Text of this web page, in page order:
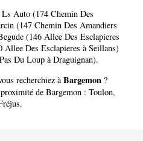
Ls Auto (174 Chemin Des
(147 Chemin Des Amandiers
(146 Allee Des Esclapieres
Des Esclapieres à Seillans)
Du Loup à Draguignan).
recherchiez àBargemon ?
de Bargemon : Toulon,
.